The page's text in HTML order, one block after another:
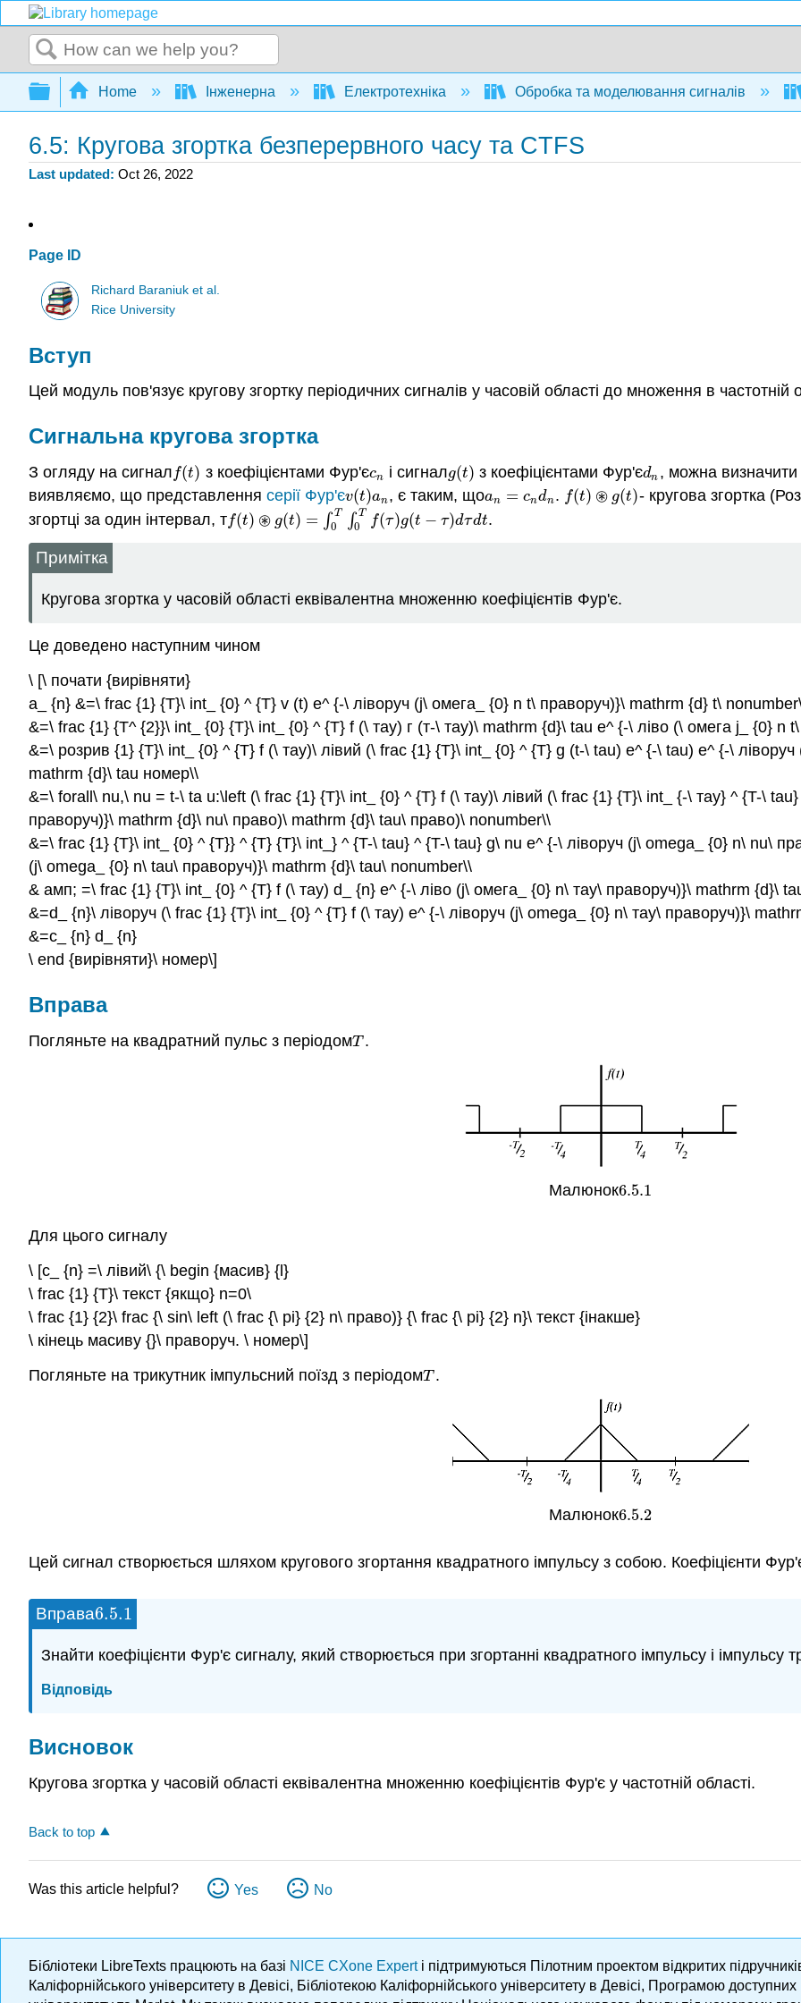
Search
Expand/collapse global hierarchy
Home Інженерна Електротехніка Обробка та моделювання сигналів
6.5: Кругова згортка безперервного часу та CTFS
Last updated Oct 26, 2022
Page ID
Richard Baraniuk et al.
Rice University
Вступ
Цей модуль пов'язує кругову згортку періодичних сигналів у часовій області до множення в частотній
Сигнальна кругова згортка
З огляду на сигнал f(t)
f(t) з коефіцієнтами Фур'єcn
cn і сигналg(t)
g(t) з коефіцієнтами Фур'єdn
dn , можна
виявляємо, що представлення серії Фур'єv(t)
v(t) an
an, є таким, щоan = cndn
an =c ndn . f(t) ⊛ g(t)
f(t)⊛g( t)
- кругова згортка
згортці за один інтервал, тf(t) ⊛ g(t) = ∫ T
0 ∫ T
0 f(τ)g(t − τ)dτdt
f(t)⊛g( t)=∫0T 0T τ)g (t−τ)dτdt .
Примітка
Кругова згортка у часовій області еквівалентна множенню коефіцієнтів Фур'є.
Це доведено наступним чином
\ [\ почати {вирівняти}
a_ {n} &=\ frac {1} {T}\ int_ {0} ^ {T} v (t) e^ {-\ ліворуч (j\ омега_ {0} n t\ праворуч)}\ mathrm {d} t\
&=\ frac {1} {T^ {2}}\ int_ {0} {T}\ int_ {0} ^ {T} f (\ тау) г (т-\ тау)\ mathrm {d}\ tau e^ {-\ ліво (\ омега j_ {0} n
&=\ розрив {1} {T}\ int_ {0} ^ {T} f (\ тау)\ лівий (\ frac {1} {T}\ int_ {0} ^ {T} g (t-\ tau) e^ {-\ tau) e^ {-\
mathrm {d}\ tau номер\\
&=\ forall\ nu,\ nu = t-\ ta u:\left (\ frac {1} {T}\ int_ {0} ^ {T} f (\ тау)\ лівий (\ frac {1} {T}\ int_ {-\ тау} ^ {T-\
праворуч)}\ mathrm {d}\ nu\ право)\ mathrm {d}\ tau\ право)\ nonumber\\
&=\ frac {1} {T}\ int_ {0} ^ {T}} ^ {T} {T}\ int_} ^ {T-\ tau} ^ {T-\ tau} g\ nu e^ {-\ ліворуч (j\ omega_ {0} n\ nu\
(j\ omega_ {0} n\ tau\ праворуч)}\ mathrm {d}\ tau\ nonumber\\
& амп; =\ frac {1} {T}\ int_ {0} ^ {T} f (\ тау) d_ {n} e^ {-\ ліво (j\ омега_ {0} n\ тау\ праворуч)}\ mathrm {d}\
&=d_ {n}\ ліворуч (\ frac {1} {T}\ int_ {0} ^ {T} f (\ тау) e^ {-\ ліворуч (j\ omega_ {0} n\ тау\ праворуч)}\
&=c_ {n} d_ {n}
\ end {вирівняти}\ номер\]
Вправа
Погляньте на квадратний пульс з періодомT
T .
Малюнок6.5.1
6.5.1
Для цього сигналу
\ [c_ {n} =\ лівий\ {\ begin {масив} {l}
\ frac {1} {T}\ текст {якщо} n=0\
\ frac {1} {2}\ frac {\ sin\ left (\ frac {\ pi} {2} n\ право)} {\ frac {\ pi} {2} n}\ текст {інакше}
\ кінець масиву {}\ праворуч. \ номер\]
Погляньте на трикутник імпульсний поїзд з періодомT
T .
Малюнок6.5.2
6.5.2
Цей сигнал створюється шляхом кругового згортання квадратного імпульсу з собою. Коефіцієнти
Вправа6.5.1
6.5.1
Знайти коефіцієнти Фур'є сигналу, який створюється при згортанні квадратного імпульсу і імпульсу
Відповідь
Висновок
Кругова згортка у часовій області еквівалентна множенню коефіцієнтів Фур'є у частотній області.
Back to top
Was this article helpful? Yes No
Бібліотеки LibreTexts працюють на базі NICE CXone Expert і підтримуються Пілотним проектом відкритих
Каліфорнійського університету в Девісі, Бібліотекою Каліфорнійського університету в Девісі, Програмою